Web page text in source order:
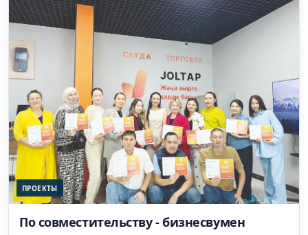
ПРОЕКТЫ
По совместительству - бизнесвумен